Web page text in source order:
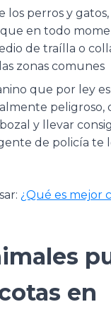
los perros y gatos,
en todo
de traílla o
zonas comunes
que por ley
peligroso,
y llevar
de policía te
¿Qué es mejor
en